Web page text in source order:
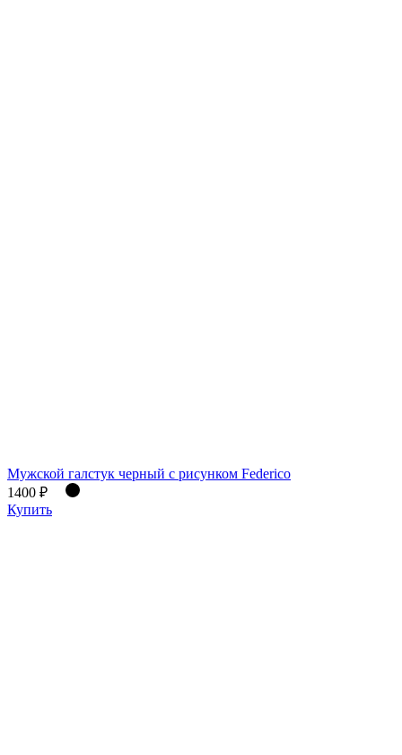
Мужской галстук черный с рисунком Federico
1400 ₽
Купить